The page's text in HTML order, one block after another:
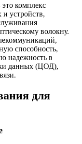
комплекс
устройств,
волокну.
способность,
надежность в
данных (ЦОД),
для